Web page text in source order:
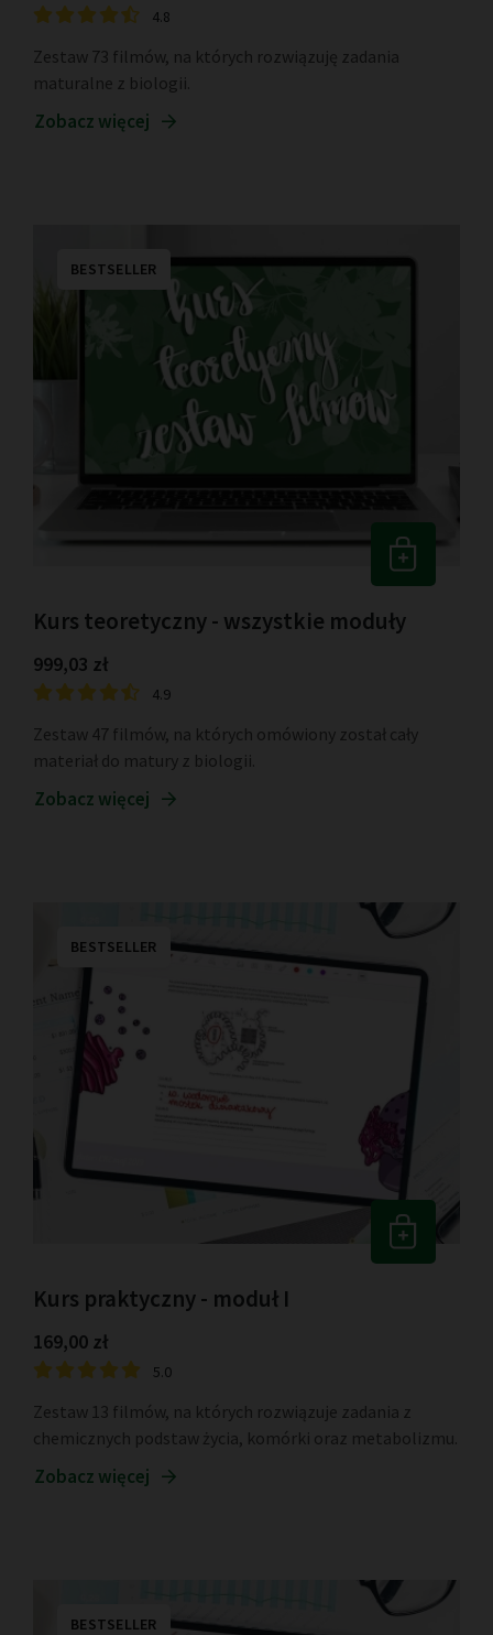
4.8
Zestaw 73 filmów, na których rozwiązuję zadania
maturalne z biologii.
Zobacz więcej
BESTSELLER
Kurs teoretyczny - wszystkie moduły
999,03 zł
4.9
Zestaw 47 filmów, na których omówiony został cały
materiał do matury z biologii.
Zobacz więcej
BESTSELLER
Kurs praktyczny - moduł I
169,00 zł
5.0
Zestaw 13 filmów, na których rozwiązuje zadania z
chemicznych podstaw życia, komórki oraz metabolizmu.
Zobacz więcej
BESTSELLER